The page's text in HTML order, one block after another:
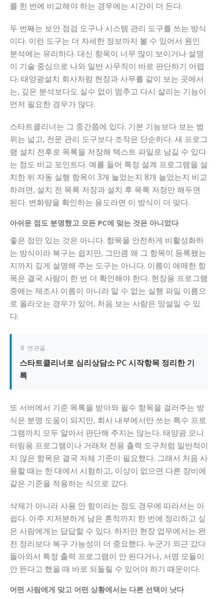
를 한 번에 비교해야 하는 경우에는 시간이 더 든다.
두 번째는 보안 점검 도구나 시스템 관리 도구를 쓰는 방식
이다. 이런 도구는 더 자세한 정보까지 볼 수 있어서 원인
분석에는 유리하다. 대신 항목이 너무 많이 보이거나 설명
이 기술 중심으로 나와 일반 사무직이 바로 판단하기 어렵
다. 태양광설치 회사처럼 현장과 사무를 같이 보는 곳에서
는, 깊은 분석보다도 실수 없이 멈추고 다시 살리는 기능이
먼저 필요한 경우가 많다.
스타트클리너는 그 중간쯤에 있다. 기본 기능보다 보는 범
위는 넓고, 전문 관리 도구보다 조작은 단순하다. 새 프로그
램 설치 전후로 목록을 저장해 텍스트 파일로 남길 수 있다
는 점도 비교 포인트다. 예를 들어 특정 설계 프로그램을 설
치한 뒤 자동 실행 항목이 3개 늘었는지 8개 늘었는지 비교
하려면, 설치 전 목록 저장과 설치 후 목록 저장만 해두면
된다. 변화량을 확인하는 용도라면 이 방식이 더 맞다.
아쉬운 점도 분명했고 모든 PC에 맞는 것은 아니었다
좋은 점만 있는 것은 아니다. 항목을 안전하게 비활성화하
는 방식이라 복구는 쉽지만, 그만큼 왜 그 항목이 등록됐는
지까지 깊게 설명해 주는 도구는 아니다. 이름이 애매한 항
목은 결국 사람이 한 번 더 확인해야 한다. 현장용 프로그램
중에는 제조사 이름이 아니라 알 수 없는 실행 파일 이름으
로 올라오는 경우가 있어, 처음 보는 사람은 망설일 수 있
다.
📄 연관글
스타트클리너로 심리상담소 PC 시작항목 정리한 기
록
또 서버에서 기준 목록을 받아와 필수 항목을 걸러주는 방
식은 분명 도움이 되지만, 회사 내부에서만 쓰는 특수 프로
그램까지 모두 알아서 판단해 주지는 않는다. 태양광 모니
터링용 프로그램이나 거래처 전용 출력 도구처럼 일반적이
지 않은 항목은 결국 자체 기준이 필요했다. 그래서 처음 사
용할 때는 한 대에서 시험하고, 이상이 없으면 다른 장비에
같은 기준을 적용하는 식으로 갔다.
삭제가 아니라 사용 안 함이라는 점도 경우에 따라서는 아
쉽다. 아주 지저분하게 남은 흔적까지 한 번에 정리하고 싶
은 사람에게는 답답할 수 있다. 하지만 현장 업무에서는 완
전 정리보다 복구 가능성이 더 중요했다. 누군가 외근 갔다
돌아와서 특정 출력 프로그램이 안 된다거나, 서명 모듈이
안 뜬다고 했을 때 바로 되돌릴 수 있어야 하기 때문이다.
어떤 사람에게 맞고 어떤 상황에서는 다른 선택이 낫다